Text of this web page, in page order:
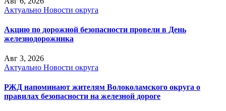
Актуально Новости округа
Акцию по дорожной безопасности провели в День
железнодорожника
Авг 3, 2026
Актуально Новости округа
РЖД напоминают жителям Волоколамского округа о
правилах безопасности на железной дороге